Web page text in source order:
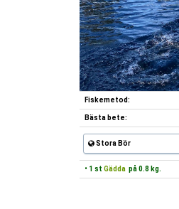
Fiskemetod:
Bästa bete:
Stora Bör
• 1 st Gädda på 0.8 kg.